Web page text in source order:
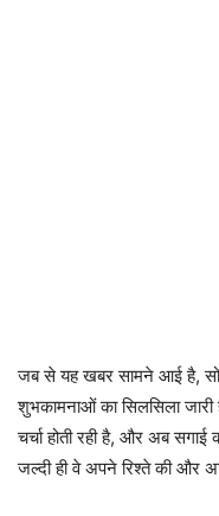
जब से यह खबर सामने आई है,
शुभकामनाओं का सिलसिला
चर्चा होती रही है, और अब
जल्दी ही वे अपने रिश्ते की और